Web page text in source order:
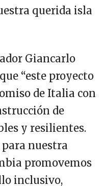
querida isla
Giancarlo
“este proyecto
de Italia con
de
y resilientes.
nuestra
promovemos
inclusivo,